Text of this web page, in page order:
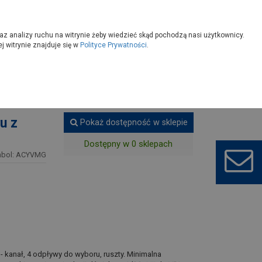
z
ACYVMG
Pokaż dostępność w sklepie
Dostępny w 0 sklepach
kanał, 4 odpływy do wyboru, ruszty. Minimalna
analizy ruchu na witrynie żeby wiedzieć skąd pochodzą nasi użytkownicy.
witrynie znajduje się w Polityce Prywatności.